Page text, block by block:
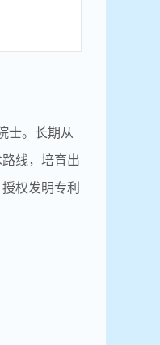
士。长期从
线，培育出
权发明专利